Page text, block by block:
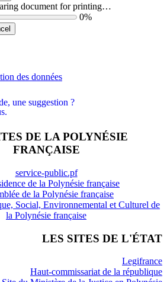
document for printing…
0%
des données
une suggestion ?
DE LA POLYNÉSIE
FRANÇAISE
service-public.pf
de la Polynésie française
de la Polynésie française
Social, Environnemental et Culturel de
la Polynésie française
LES SITES DE L'ÉTAT
Legifrance
Haut-commissariat de la république